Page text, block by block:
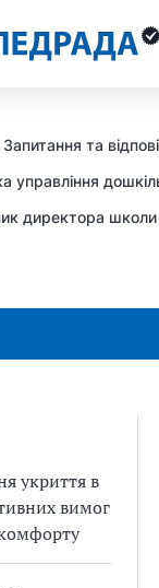
Запитання та
управління
директора школи
укриття в
вимог